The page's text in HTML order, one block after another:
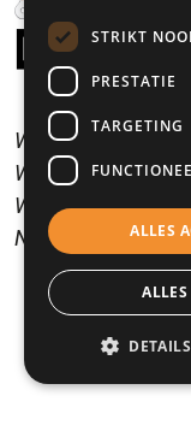
Wir sprechen
Wir sprechen
Wir sprechen
Nous parlons
© 2026
STRIKT
PRESTATIE
TARGETING
ALLES